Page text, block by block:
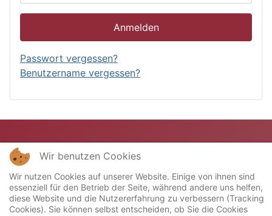
Anmelden
Passwort vergessen?
Benutzername vergessen?
Wir benutzen Cookies
Wir nutzen Cookies auf unserer Website. Einige von ihnen sind
essenziell für den Betrieb der Seite, während andere uns helfen,
diese Website und die Nutzererfahrung zu verbessern (Tracking
Cookies). Sie können selbst entscheiden, ob Sie die Cookies